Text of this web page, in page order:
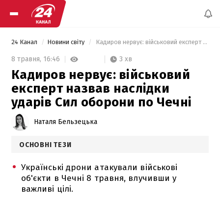
24 Канал Новини світу Кадиров нервує: військовий експерт назвав наслідки ударів Сил оборони по Чечні
8 травня, 16:46 3 хв
Кадиров нервує: військовий
експерт назвав наслідки
ударів Сил оборони по Чечні
Наталя Бельзецька
ОСНОВНІ ТЕЗИ
Українські дрони атакували військові
об'єкти в Чечні 8 травня, влучивши у
важливі цілі.